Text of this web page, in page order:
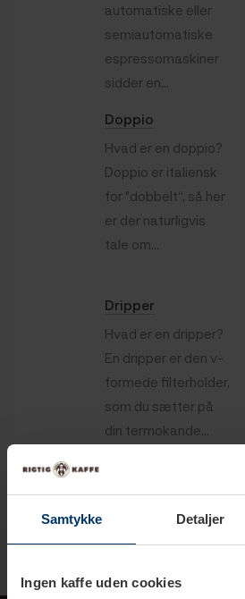
Samtykke Detaljer
Ingen kaffe uden cookies
automatiske eller
semiautomatiske
espressomaskiner
sidder en...
Doppio
Hvad er en doppio?
Doppio er italiensk
for "dobbelt“, så her
er der naturligvis
tale om...
Dripper
Hvad er en dripper?
En dripper er den v-
formede filterholder,
som du sætter på
din termokande...